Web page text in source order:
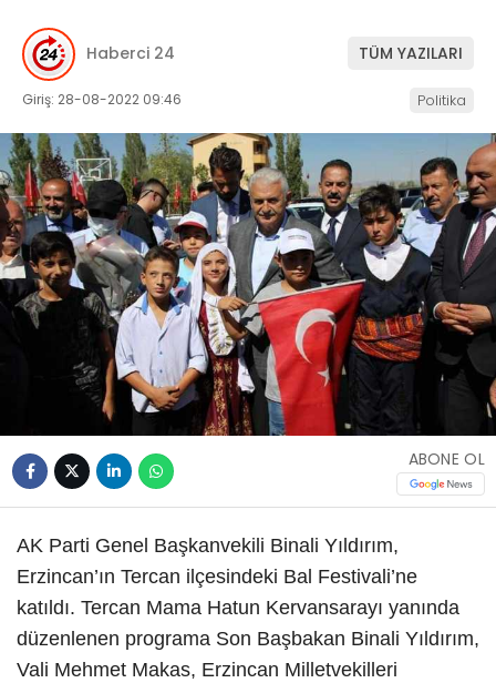
Haberci 24 TÜM YAZILARI
Giriş: 28-08-2022 09:46 Politika
ABONE OL
AK Parti Genel Başkanvekili Binali Yıldırım,
Erzincan’ın Tercan ilçesindeki Bal Festivali’ne
katıldı. Tercan Mama Hatun Kervansarayı yanında
düzenlenen programa Son Başbakan Binali Yıldırım,
Vali Mehmet Makas, Erzincan Milletvekilleri